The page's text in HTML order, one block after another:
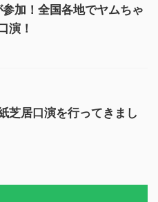
加！全国各地でヤムちゃ
演！
芝居口演を行ってきまし